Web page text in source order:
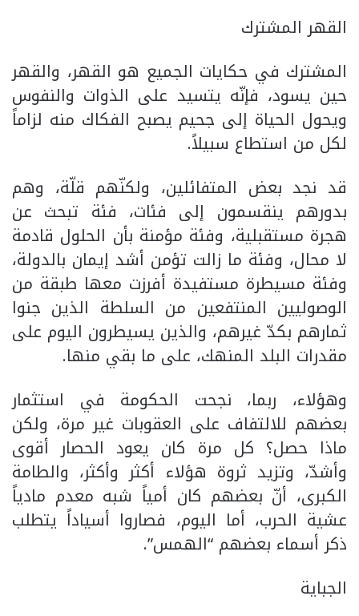
القهر المشترك
المشترك في حكايات الجميع هو القهر، والقهر
حين يسود، فإنّه يتسيد على الذوات والنفوس
ويحول الحياة إلى جحيم يصبح الفكاك منه لزاماً
لكل من استطاع سبيلاً.
قد نجد بعض المتفائلين، ولكنّهم قلّة، وهم
بدورهم ينقسمون إلى فئات، فئة تبحث عن
هجرة مستقبلية، وفئة مؤمنة بأن الحلول قادمة
لا محال، وفئة ما زالت تؤمن أشد إيمان بالدولة،
وفئة مسيطرة مستفيدة أفرزت معها طبقة من
الوصوليين المنتفعين من السلطة الذين جنوا
ثمارهم بكدّ غيرهم، والذين يسيطرون اليوم على
مقدرات البلد المنهك، على ما بقي منها.
وهؤلاء، ربما، نجحت الحكومة في استثمار
بعضهم للالتفاف على العقوبات غير مرة، ولكن
ماذا حصل؟ كل مرة كان يعود الحصار أقوى
وأشدّ، وتزيد ثروة هؤلاء أكثر وأكثر، والطامة
الكبرى، أنّ بعضهم كان أمياً شبه معدم مادياً
عشية الحرب، أما اليوم، فصاروا أسياداً يتطلب
ذكر أسماء بعضهم “الهمس”.
الجباية